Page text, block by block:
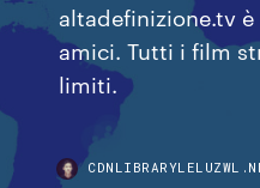
altadefinizione.tv
amici. Tutti i film
limiti.